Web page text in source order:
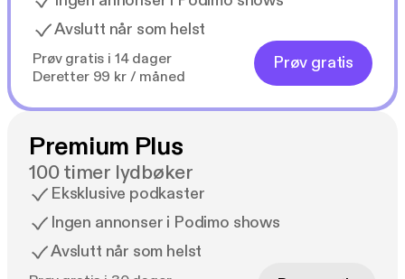
Avslutt når som helst
Prøv gratis i 14 dager
Deretter 99 kr / måned
Prøv gratis
Premium Plus
100 timer lydbøker
Eksklusive podkaster
Ingen annonser i Podimo shows
Avslutt når som helst